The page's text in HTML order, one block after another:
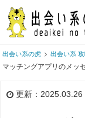
出会い系の虎 出会い系
マッチングアプリのメッ
更新：2025.03.26